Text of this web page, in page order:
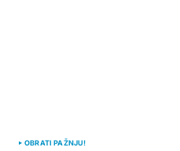
OBRATI PAŽNJU!